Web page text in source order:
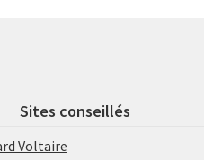
Sites conseillés
Voltaire